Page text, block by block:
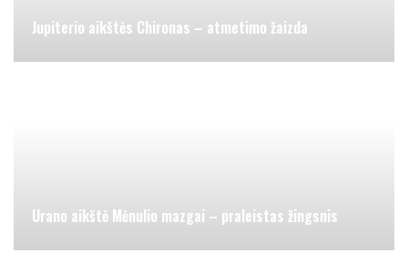
Jupiterio aikštės Chironas – atmetimo žaizda
Urano aikštė Mėnulio mazgai – praleistas žingsnis